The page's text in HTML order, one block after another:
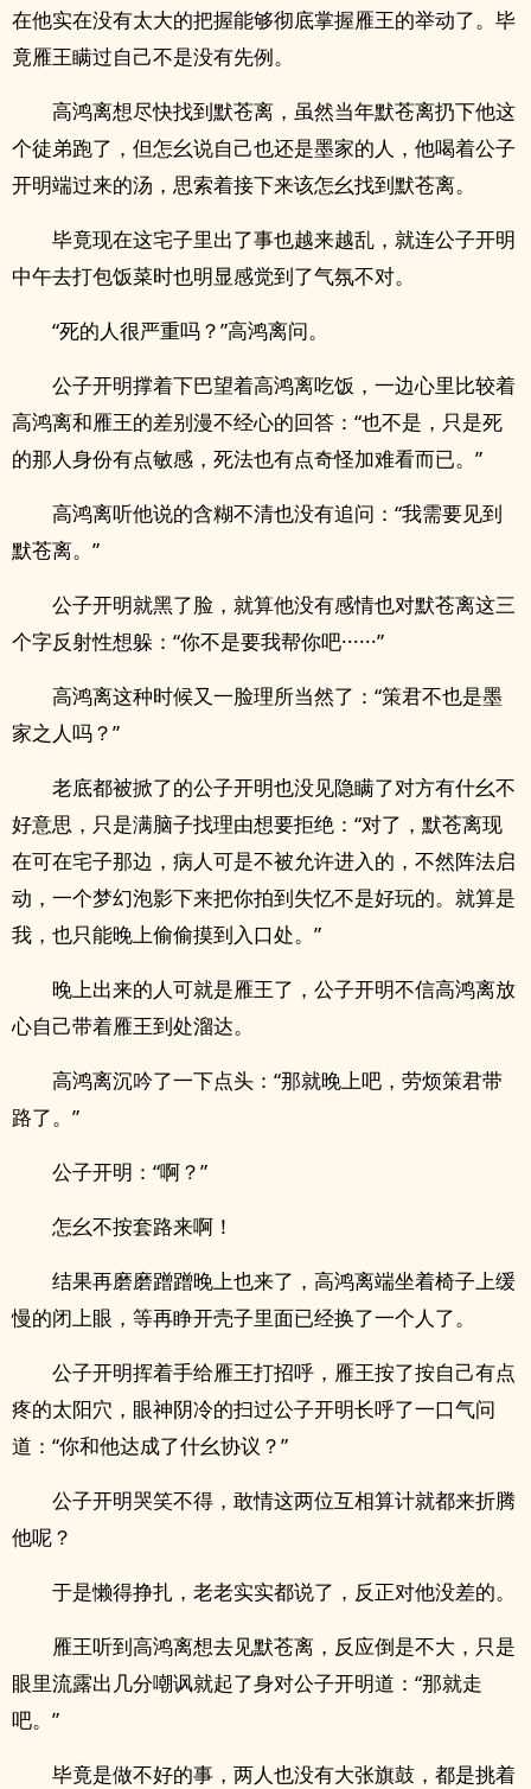
在他实在没有太大的把握能够彻底掌握雁王的举动了。毕
竟雁王瞒过自己不是没有先例。
高鸿离想尽快找到默苍离，虽然当年默苍离扔下他这
个徒弟跑了，但怎幺说自己也还是墨家的人，他喝着公子
开明端过来的汤，思索着接下来该怎幺找到默苍离。
毕竟现在这宅子里出了事也越来越乱，就连公子开明
中午去打包饭菜时也明显感觉到了气氛不对。
“死的人很严重吗？”高鸿离问。
公子开明撑着下巴望着高鸿离吃饭，一边心里比较着
高鸿离和雁王的差别漫不经心的回答：“也不是，只是死
的那人身份有点敏感，死法也有点奇怪加难看而已。”
高鸿离听他说的含糊不清也没有追问：“我需要见到
默苍离。”
公子开明就黑了脸，就算他没有感情也对默苍离这三
个字反射性想躲：“你不是要我帮你吧······”
高鸿离这种时候又一脸理所当然了：“策君不也是墨
家之人吗？”
老底都被掀了的公子开明也没见隐瞒了对方有什幺不
好意思，只是满脑子找理由想要拒绝：“对了，默苍离现
在可在宅子那边，病人可是不被允许进入的，不然阵法启
动，一个梦幻泡影下来把你拍到失忆不是好玩的。就算是
我，也只能晚上偷偷摸到入口处。”
晚上出来的人可就是雁王了，公子开明不信高鸿离放
心自己带着雁王到处溜达。
高鸿离沉吟了一下点头：“那就晚上吧，劳烦策君带
路了。”
公子开明：“啊？”
怎幺不按套路来啊！
结果再磨磨蹭蹭晚上也来了，高鸿离端坐着椅子上缓
慢的闭上眼，等再睁开壳子里面已经换了一个人了。
公子开明挥着手给雁王打招呼，雁王按了按自己有点
疼的太阳穴，眼神阴冷的扫过公子开明长呼了一口气问
道：“你和他达成了什幺协议？”
公子开明哭笑不得，敢情这两位互相算计就都来折腾
他呢？
于是懒得挣扎，老老实实都说了，反正对他没差的。
雁王听到高鸿离想去见默苍离，反应倒是不大，只是
眼里流露出几分嘲讽就起了身对公子开明道：“那就走
吧。”
毕竟是做不好的事，两人也没有大张旗鼓，都是挑着